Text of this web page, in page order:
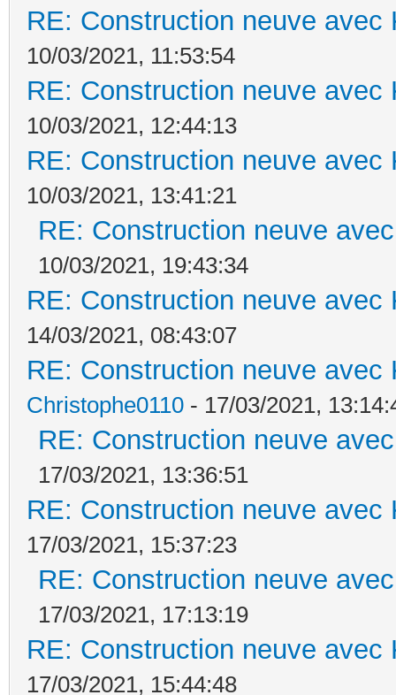
RE: Construction neuve avec
10/03/2021, 11:53:54
RE: Construction neuve avec
10/03/2021, 12:44:13
RE: Construction neuve avec
10/03/2021, 13:41:21
RE: Construction neuve
10/03/2021, 19:43:34
RE: Construction neuve avec
14/03/2021, 08:43:07
RE: Construction neuve avec
Christophe0110 - 17/03/2021,
RE: Construction neuve
17/03/2021, 13:36:51
RE: Construction neuve avec
17/03/2021, 15:37:23
RE: Construction neuve
17/03/2021, 17:13:19
RE: Construction neuve avec
17/03/2021, 15:44:48